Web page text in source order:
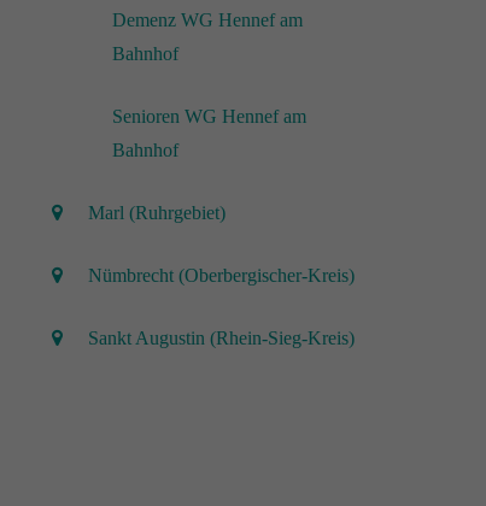
Demenz WG Hennef am
Bahnhof
Senioren WG Hennef am
Bahnhof
Marl (Ruhrgebiet)
Nümbrecht (Oberbergischer-Kreis)
Sankt Augustin (Rhein-Sieg-Kreis)